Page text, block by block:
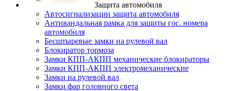
Защита автомобиля
Автосигнализации защита автомобиля
Антивандальная рамка для защиты гос. номера
автомобиля
Бесштыревые замки на рулевой вал
Блокиратор тормоза
Замки КПП-АКПП механические блокираторы
Замки КПП-АКПП электромеханические
Замки на рулевой вал
Замки фар головного света